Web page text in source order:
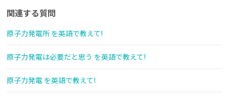
関連する質問
原子力発電所 を英語で教えて!
原子力発電は必要だと思う を英語で教えて!
原子力発電 を英語で教えて!